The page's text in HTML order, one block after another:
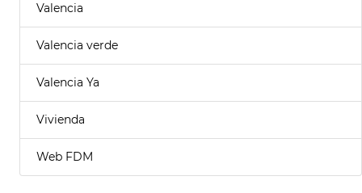
Valencia
Valencia verde
Valencia Ya
Vivienda
Web FDM